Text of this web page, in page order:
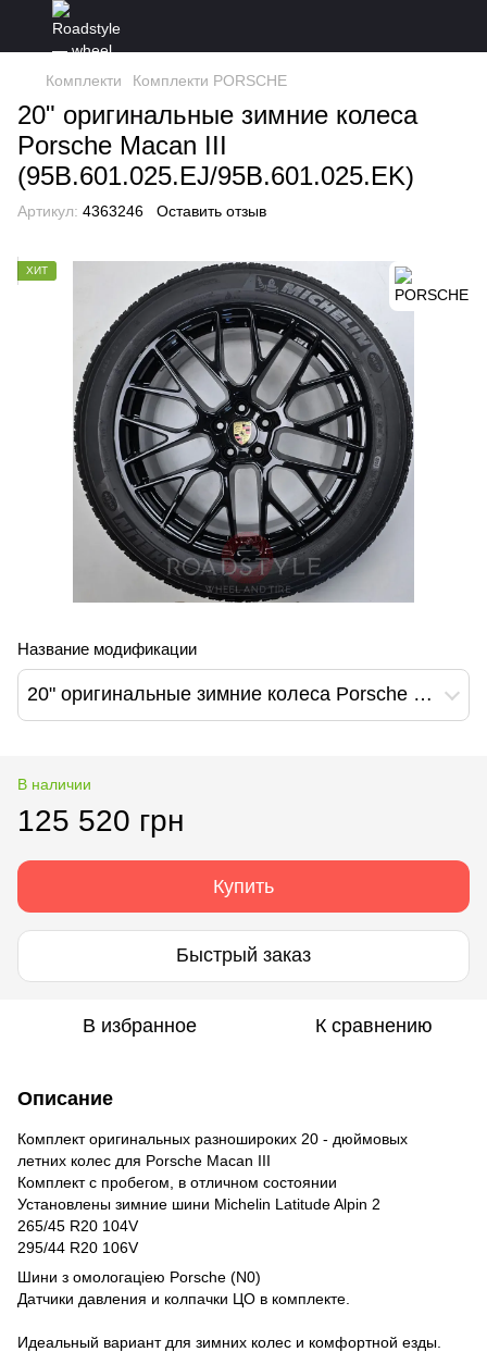
Комплекти Комплекти PORSCHE
20" оригинальные зимние колеса
Porsche Macan III
(95B.601.025.EJ/95B.601.025.EK)
Артикул: 4363246 Оставить отзыв
ХИТ
Название модификации
20" оригинальные зимние колеса Porsche Macan III (95B.601.025.EJ/95B.601.025.EK)
В наличии
125 520 грн
Купить
Быстрый заказ
В избранное К сравнению
Описание
Комплект оригинальных разношироких 20 - дюймовых
летних колес для Porsche Macan III
Комплект с пробегом, в отличном состоянии
Установлены зимние шини Michelin Latitude Alpin 2
265/45 R20 104V
295/44 R20 106V
Шини з омологаціею Porsche (N0)
Датчики давления и колпачки ЦО в комплекте.
Идеальный вариант для зимних колес и комфортной езды.